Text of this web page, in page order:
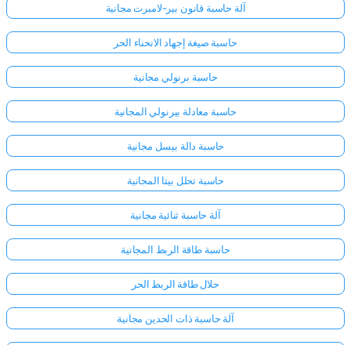
آلة حاسبة قانون بير-لامبرت مجانية
حاسبة صيغة إجهاد الانحناء الحر
حاسبة برنولي مجانية
حاسبة معادلة بيرنولي المجانية
حاسبة دالة بيسل مجانية
حاسبة تحلل بيتا المجانية
آلة حاسبة ثنائية مجانية
حاسبة طاقة الربط المجانية
حلال طاقة الربط الحر
آلة حاسبة ذات الحدين مجانية